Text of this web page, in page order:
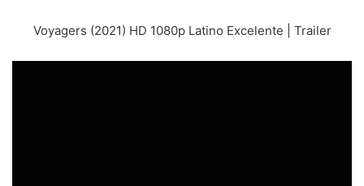
Voyagers (2021) HD 1080p Latino Excelente | Trailer